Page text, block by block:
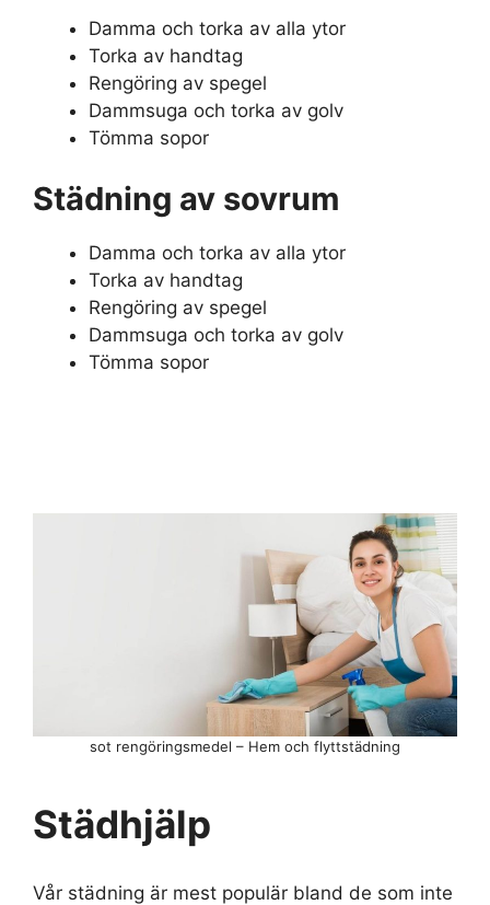
Damma och torka av alla ytor
Torka av handtag
Rengöring av spegel
Dammsuga och torka av golv
Tömma sopor
Städning av sovrum
Damma och torka av alla ytor
Torka av handtag
Rengöring av spegel
Dammsuga och torka av golv
Tömma sopor
Städhjälp
Vår städning är mest populär bland de som inte
sot rengöringsmedel – Hem och flyttstädning